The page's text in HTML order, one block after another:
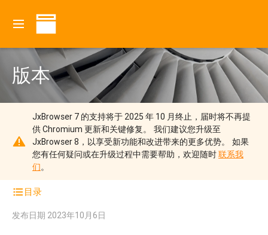
版本
JxBrowser 7 的支持将于 2025 年 10 月终止，届时将不再提
供 Chromium 更新和关键修复。
我们建议您升级至
JxBrowser 8，以享受新功能和改进带来的更多优势。
如果
您有任何疑问或在升级过程中需要帮助，欢迎随时联系我
们。
目录
发布日期 2023年10月6日